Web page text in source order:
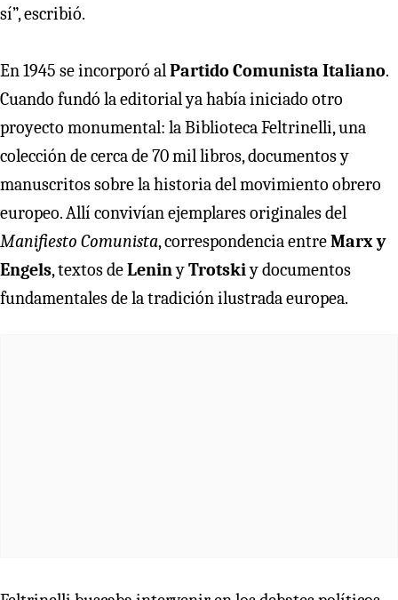
sí”, escribió.
En 1945 se incorporó alPartido Comunista Italiano.
Cuando fundó la editorial ya había iniciado otro
proyecto monumental: la Biblioteca Feltrinelli, una
colección de cerca de 70 mil libros, documentos y
manuscritos sobre la historia del movimiento obrero
europeo. Allí convivían ejemplares originales del
Manifiesto Comunista, correspondencia entreMarx y
Engels, textos deLeninyTrotskiy documentos
fundamentales de la tradición ilustrada europea.